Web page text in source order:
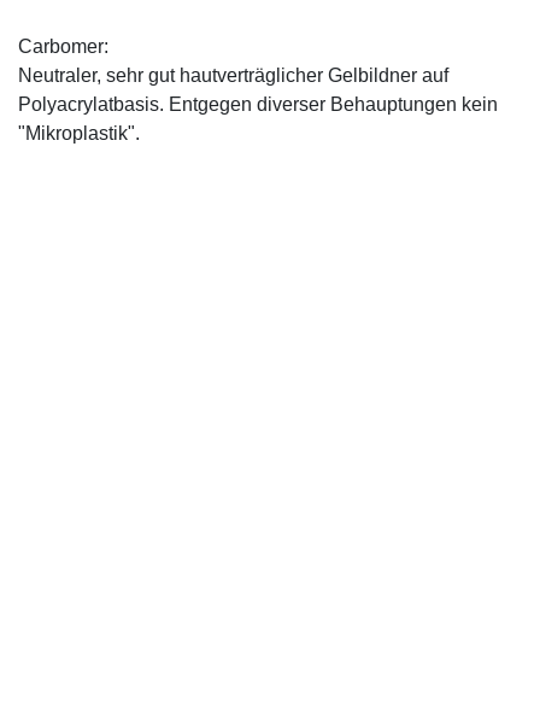
Carbomer:
Neutraler, sehr gut hautverträglicher Gelbildner auf
Polyacrylatbasis. Entgegen diverser Behauptungen kein
"Mikroplastik".